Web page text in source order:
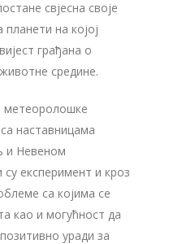
свјесна своје
на којој
грађана о
средине.
метеоролошке
наставницама
и Невеном
експеримент и кроз
са којима се
као и могућност да
уради за